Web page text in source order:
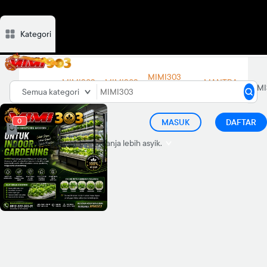
Kategori
Semua kategori
0 MASUK
DAFTAR
Tambah alamat biar belanja lebih asyik.
MIMI303
MIMI303
LOGIN
MIMI303
DAFTAR
MIMI303
MANTRA